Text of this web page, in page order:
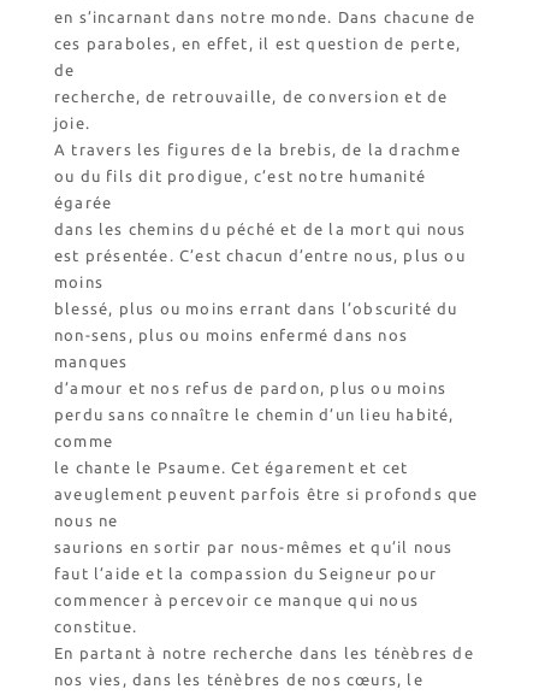
Covoiturage
Catalogue et tarifs
Revendeurs en ISÈRE
L’association
Dernières conférences
Contact Boutique
Contact Biscuiterie
en s’incarnant dans notre monde. Dans chacune de
ces paraboles, en effet, il est question de perte,
de
recherche, de retrouvaille, de conversion et de
joie.
A travers les figures de la brebis, de la drachme
ou du fils dit prodigue, c’est notre humanité
égarée
dans les chemins du péché et de la mort qui nous
est présentée. C’est chacun d’entre nous, plus ou
moins
blessé, plus ou moins errant dans l’obscurité du
non-sens, plus ou moins enfermé dans nos
manques
d’amour et nos refus de pardon, plus ou moins
perdu sans connaître le chemin d’un lieu habité,
comme
le chante le Psaume. Cet égarement et cet
aveuglement peuvent parfois être si profonds que
nous ne
saurions en sortir par nous-mêmes et qu’il nous
faut l’aide et la compassion du Seigneur pour
commencer à percevoir ce manque qui nous
constitue.
En partant à notre recherche dans les ténèbres de
nos vies, dans les ténèbres de nos cœurs, le